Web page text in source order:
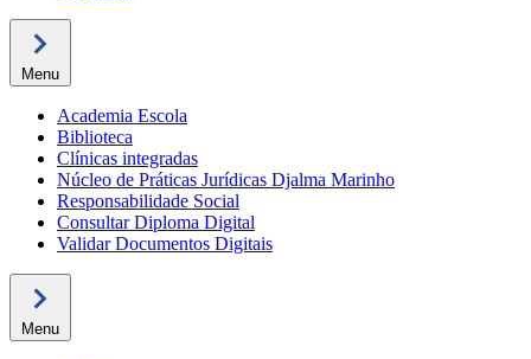
Menu
Academia Escola
Biblioteca
Clínicas integradas
Núcleo de Práticas Jurídicas Djalma Marinho
Responsabilidade Social
Consultar Diploma Digital
Validar Documentos Digitais
Menu